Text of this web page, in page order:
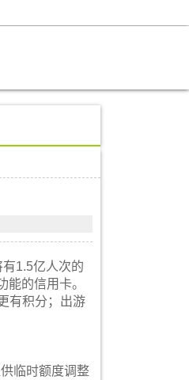
有1.5亿人次的
能的信用卡。
有积分；出游
临时额度调整